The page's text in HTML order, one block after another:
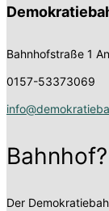
Bahnhofstraße 1
0157-53373069
Bahnhof?
Der